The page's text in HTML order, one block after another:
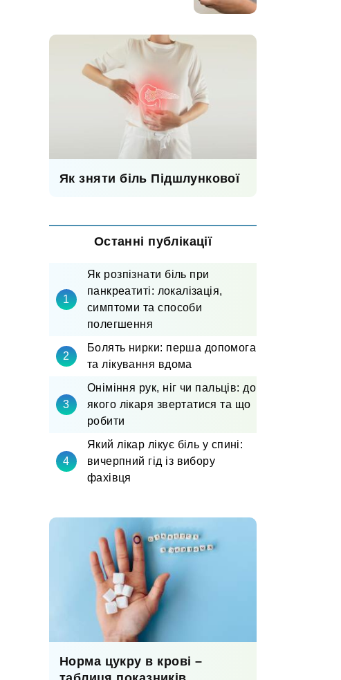
Як зняти біль Підшлункової
Останні публікації
Як розпізнати біль при
панкреатиті: локалізація,
симптоми та способи
полегшення
Болять нирки: перша допомога
та лікування вдома
Оніміння рук, ніг чи пальців: до
якого лікаря звертатися та що
робити
Який лікар лікує біль у спині:
вичерпний гід із вибору
фахівця
Норма цукру в крові –